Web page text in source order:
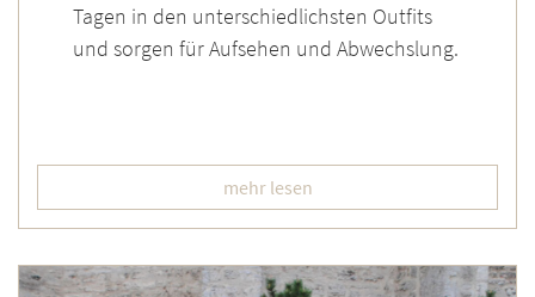
Tagen in den unterschiedlichsten Outfits
und sorgen für Aufsehen und Abwechslung.
mehr lesen